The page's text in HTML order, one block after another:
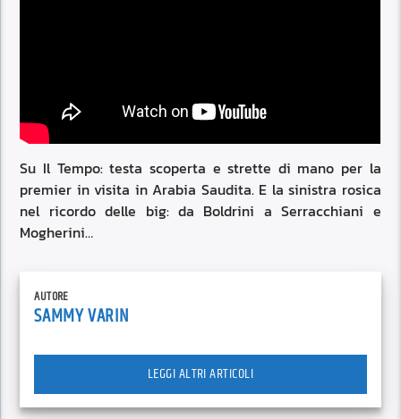
Su Il Tempo: testa scoperta e strette di mano per la
premier in visita in Arabia Saudita. E la sinistra rosica
nel ricordo delle big: da Boldrini a Serracchiani e
Mogherini…
AUTORE
SAMMY VARIN
LEGGI ALTRI ARTICOLI